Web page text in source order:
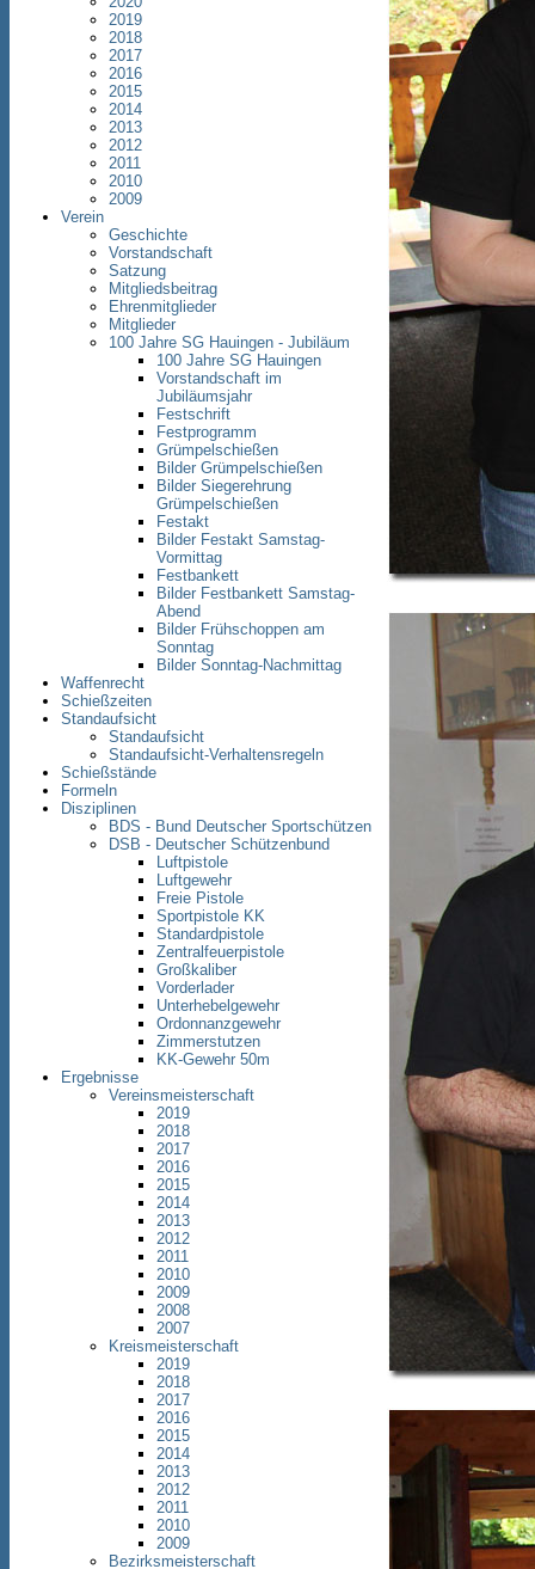
2019
2018
2017
2016
2015
2014
2013
2012
2011
2010
2009
Verein
Geschichte
Vorstandschaft
Satzung
Mitgliedsbeitrag
Ehrenmitglieder
Mitglieder
100 Jahre SG Hauingen - Jubiläum
100 Jahre SG Hauingen
Vorstandschaft im
Jubiläumsjahr
Festschrift
Festprogramm
Grümpelschießen
Bilder Grümpelschießen
Bilder Siegerehrung
Grümpelschießen
Festakt
Bilder Festakt Samstag-
Vormittag
Festbankett
Bilder Festbankett Samstag-
Abend
Bilder Frühschoppen am
Sonntag
Bilder Sonntag-Nachmittag
Waffenrecht
Schießzeiten
Standaufsicht
Standaufsicht
Standaufsicht-Verhaltensregeln
Schießstände
Formeln
Disziplinen
BDS - Bund Deutscher Sportschützen
DSB - Deutscher Schützenbund
Luftpistole
Luftgewehr
Freie Pistole
Sportpistole KK
Standardpistole
Zentralfeuerpistole
Großkaliber
Vorderlader
Unterhebelgewehr
Ordonnanzgewehr
Zimmerstutzen
KK-Gewehr 50m
Ergebnisse
Vereinsmeisterschaft
2019
2018
2017
2016
2015
2014
2013
2012
2011
2010
2009
2008
2007
Kreismeisterschaft
2019
2018
2017
2016
2015
2014
2013
2012
2011
2010
2009
Bezirksmeisterschaft